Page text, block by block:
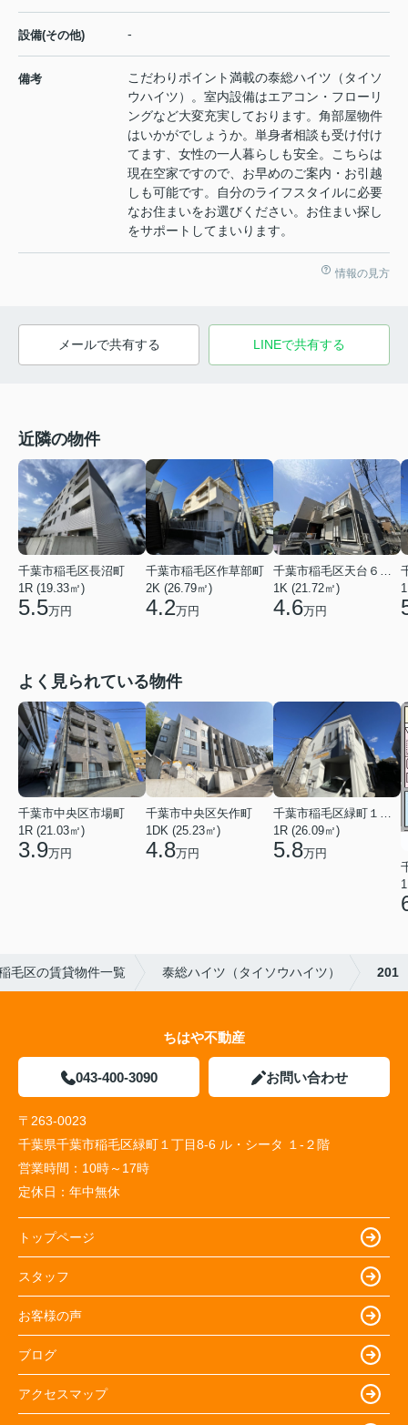
設備(その他) -
備考
こだわりポイント満載の泰総ハイツ（タイソ
ウハイツ）。室内設備はエアコン・フローリ
ングなど大変充実しております。角部屋物件
はいかがでしょうか。単身者相談も受け付け
てます、女性の一人暮らしも安全。こちらは
現在空家ですので、お早めのご案内・お引越
しも可能です。自分のライフスタイルに必要
なお住まいをお選びください。お住まい探し
をサポートしてまいります。
情報の見方
メールで共有する LINEで共有する
近隣の物件
千葉市稲毛区長沼町
1R (19.33㎡)
5.5万円
千葉市稲毛区作草部町
2K (26.79㎡)
4.2万円
1K (21.72㎡)
4.6万円
よく見られている物件
千葉市中央区市場町
1R (21.03㎡)
3.9万円
千葉市中央区矢作町
1DK (25.23㎡)
4.8万円
千葉市稲毛区緑町１丁目
1R (26.09㎡)
5.8万円
毛区の賃貸物件一覧 泰総ハイツ（タイソウハイツ） 201
ちはや不動産
043-400-3090 お問い合わせ
〒263-0023
千葉県千葉市稲毛区緑町１丁目8-6 ル・シータ １-２階
営業時間： 10時～17時
定休日： 年中無休
トップページ
スタッフ
お客様の声
ブログ
アクセスマップ